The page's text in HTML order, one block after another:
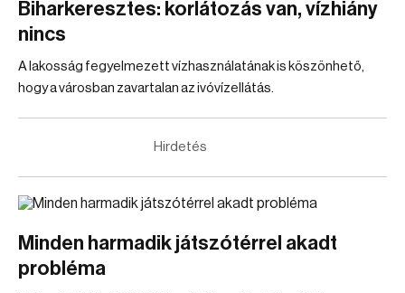
Biharkeresztes: korlátozás van, vízhiány
nincs
A lakosság fegyelmezett vízhasználatának is köszönhető,
hogy a városban zavartalan az ivóvízellátás.
Hirdetés
Minden harmadik játszótérrel akadt
probléma